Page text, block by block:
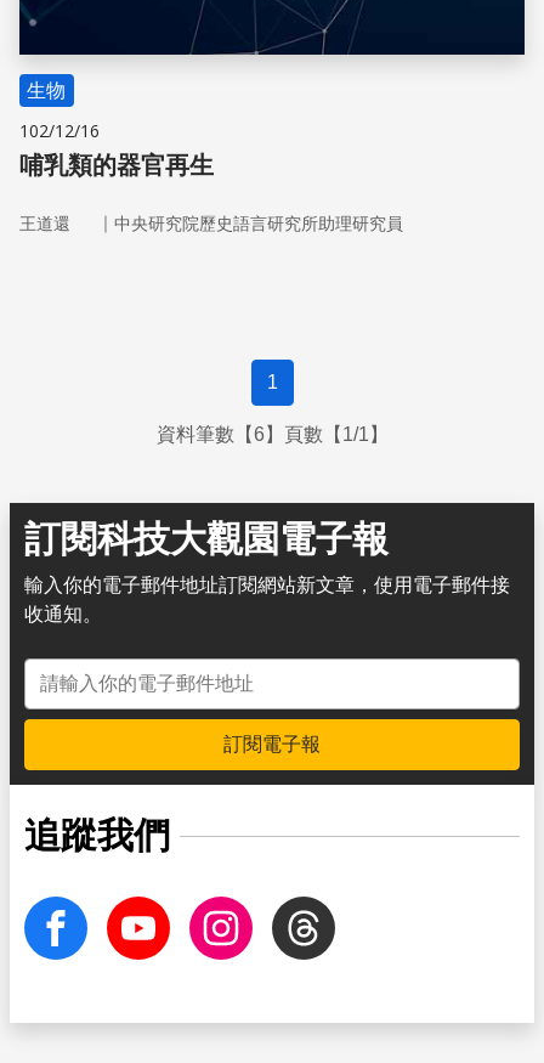
生物
102/12/16
哺乳類的器官再生
王道還 ｜ 中央研究院歷史語言研究所助理研究員
1
資料筆數【6】頁數【1/1】
訂閱科技大觀園電子報
輸入你的電子郵件地址訂閱網站新文章，使用電子郵件接
收通知。
電子郵件地址
訂閱電子報
追蹤我們
facebook Youtube InstagramThreads